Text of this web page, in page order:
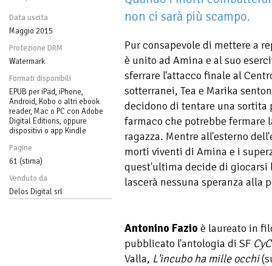
Data uscita
Maggio 2015
Protezione DRM
Watermark
Formati disponibili
EPUB per iPad, iPhone,
Android, Kobo o altri ebook
reader, Mac o PC con Adobe
Digital Editions, oppure
dispositivi o app Kindle
Pagine
61 (stima)
Venduto da
Delos Digital srl
non ci sarà più scampo.
Pur consapevole di mettere a
è unito ad Amina e al suo
sferrare l'attacco finale al
sotterranei, Tea e Marika
decidono di tentare una sortita
farmaco che potrebbe
ragazza. Mentre all'esterno
morti viventi di Amina e i
quest'ultima decide di giocarsi
lascerà nessuna speranza alla
Antonino Fazio è laureato in
pubblicato l'antologia di SF
Valla, L'incubo ha mille occhi